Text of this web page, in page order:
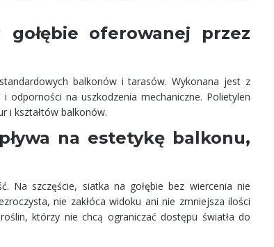
oferowanej przez
balkonów i tarasów. Wykonana jest z
odporności na uszkodzenia mechaniczne. Polietylen
i kształtów balkonów.
na estetykę balkonu,
Na szczęście, siatka na gołębie bez wiercenia nie
nie zakłóca widoku ani nie zmniejsza ilości
którzy nie chcą ograniczać dostępu światła do